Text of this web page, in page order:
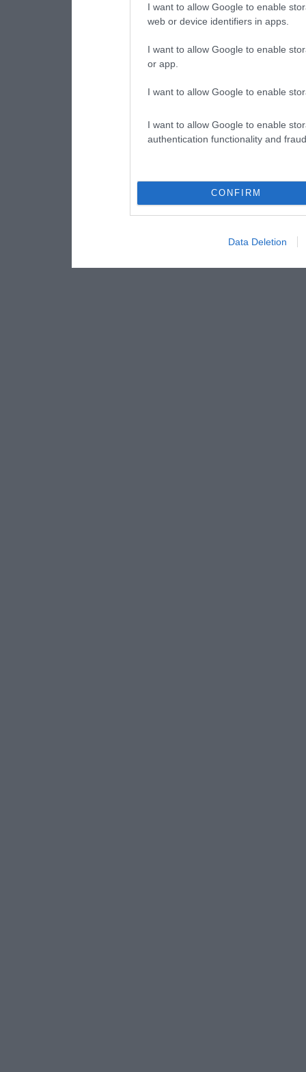
I want to allow Google to enable
web or device identifiers in apps.
I want to allow Google to enable
or app.
I want to allow Google to enable
I want to allow Google to enable
authentication functionality and
CONFIRM
Data Deletion